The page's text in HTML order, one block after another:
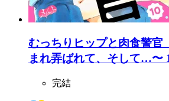
むっちりヒップと肉食警
まれ弄ばれて、そして…〜
完結